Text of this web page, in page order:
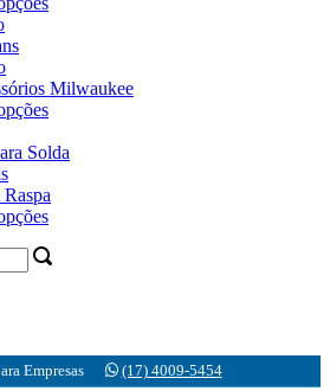
Milwaukee
Solda
Empresas (17) 4009-5454